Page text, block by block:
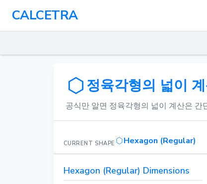
CALCETRA
정육각형의 넓이
공식만 알면 정육각형의 넓이 계산은
CURRENT SHAPE Hexagon (Regular)
Hexagon (Regular) Dimensions